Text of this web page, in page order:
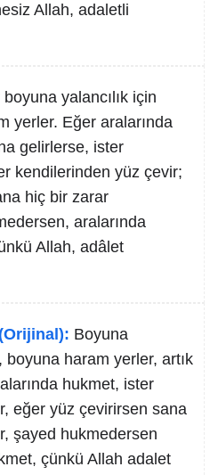
Allah, adaletli
yalancılık için
yerler. Eğer aralarında
gelirlerse, ister
kendilerinden yüz çevir;
hiç bir zarar
aralarında
Allah, adâlet
(Orijinal): Boyuna
boyuna haram yerler, artık
hukmet, ister
eğer yüz çevirirsen sana
şayed hukmedersen
çünkü Allah adalet